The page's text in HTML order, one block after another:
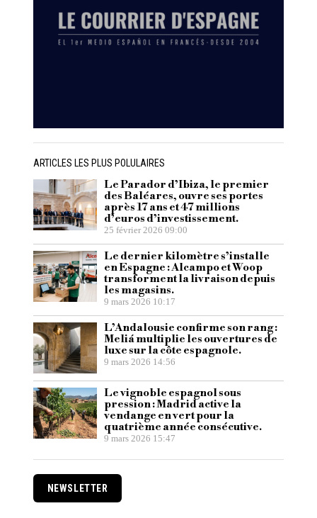
ARTICLES LES PLUS POLULAIRES
Le Parador d’Ibiza, le premier
des Baléares, ouvre ses portes
après 17 ans et 47 millions
d’euros d’investissement.
25 février 2026 09:00
Le dernier kilomètre s’installe
en Espagne : Alcampo et Woop
transforment la livraison depuis
les magasins.
9 mars 2026 10:17
L’Andalousie confirme son rang :
Meliá multiplie les ouvertures de
luxe sur la côte espagnole.
9 mars 2026 14:56
Le vignoble espagnol sous
pression : Madrid active la
vendange en vert pour la
quatrième année consécutive.
9 mars 2026 15:47
NEWSLETTER